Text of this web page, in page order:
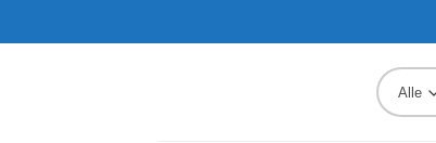
naar